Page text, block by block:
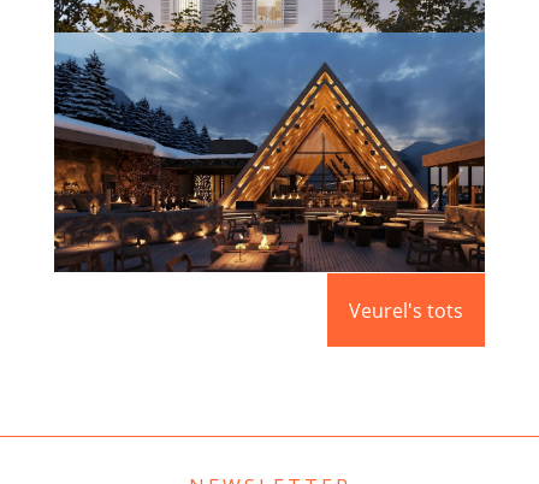
HOTEL BOUTIQUE VARA DEL REY
(IBIZA)
Més informació
APRÈS – SKI L’ABARSET
Veurel's tots